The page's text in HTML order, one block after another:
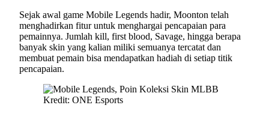
Sejak awal game Mobile Legends hadir, Moonton telah
menghadirkan fitur untuk menghargai pencapaian para
pemainnya. Jumlah kill, first blood, Savage, hingga berapa
banyak skin yang kalian miliki semuanya tercatat dan
membuat pemain bisa mendapatkan hadiah di setiap titik
pencapaian.
Kredit: ONE Esports